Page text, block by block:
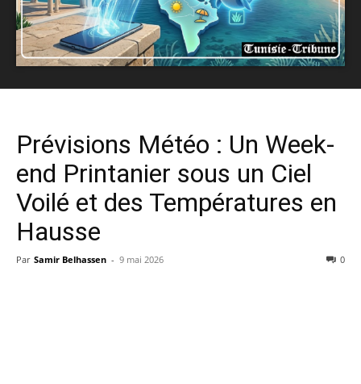
Prévisions Météo : Un Week-
end Printanier sous un Ciel
Voilé et des Températures en
Hausse
Par Samir Belhassen - 9 mai 2026 0